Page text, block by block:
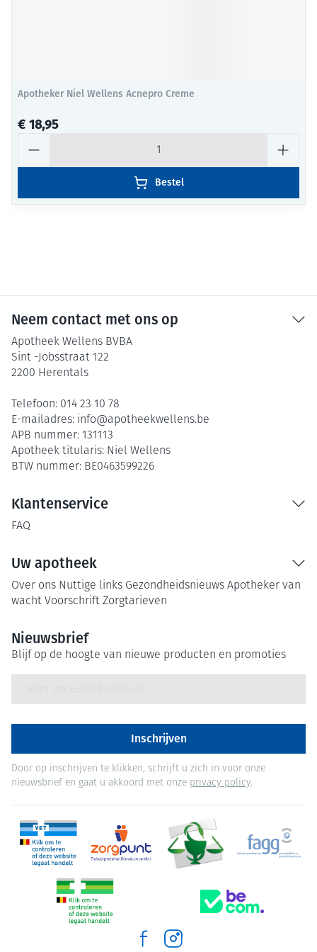
Apotheker Niel Wellens Acnepro Creme
€ 18,95
Bestel
Neem contact met ons op
Apotheek Wellens BVBA
Sint -Jobsstraat 122
2200 Herentals
Telefoon: 014 23 10 78
E-mailadres: info@apotheekwellens.be
APB nummer: 131113
Apotheek titularis: Niel Wellens
BTW nummer: BE0463599226
Klantenservice
FAQ
Uw apotheek
Over ons Nuttige links Gezondheidsnieuws Apotheker van
wacht Voorschrift Zorgtarieven
Nieuwsbrief
Blijf op de hoogte van nieuwe producten en promoties
Inschrijven
Door op inschrijven te klikken, schrijft u zich in voor onze
nieuwsbrief en gaat u akkoord met onze privacy policy.